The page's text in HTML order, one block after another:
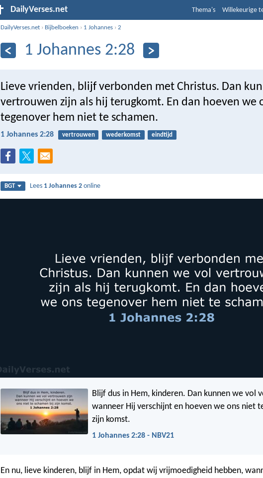
DailyVerses.net Thema's Willekeurige
DailyVerses.net › Bijbelboeken › 1 Johannes ›2
1 Johannes 2:28
Lieve vrienden, blijf verbonden met Christus. Dan
vertrouwen zijn als hij terugkomt. En dan hoeven we
tegenover hem niet te schamen.
1 Johannes 2:28 vertrouwen wederkomst eindtijd
BGT Lees 1 Johannes 2 online
Blijf dus in Hem, kinderen. Dan kunnen we vol
wanneer Hij verschijnt en hoeven we ons niet
zijn komst.
1 Johannes 2:28 - NBV21
En nu, lieve kinderen, blijf in Hem, opdat wij vrijmoedigheid hebben,